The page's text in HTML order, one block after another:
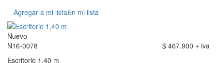
Agregar a mi listaEn mi lista
Nuevo
N16-0078
$ 467.900 + iva
Escritorio 1,40 m